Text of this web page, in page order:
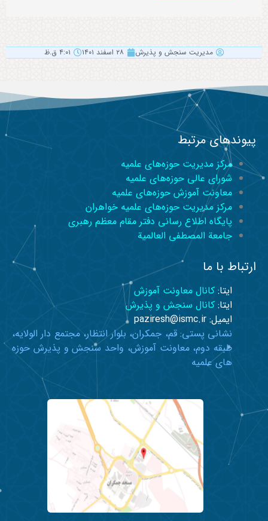
مدیریت سنجش و پذیرش ۲۸ اسفند ۱۴۰۱ ۴:۰۱ ق.ظ
پیوندهای مرتبط
مرکز مدیریت حوزه‌های علمیه
شورای عالی حوزه‌های علمیه
معاونت آموزش حوزه‌های علمیه
مرکز مدیریت حوزه‌های علمیه خواهران
پایگاه اطلاع رسانی دفتر مقام معظم رهبری
جامعة المصطفی العالمیة
ارتباط با ما
ایتا: کانال معاونت آموزش
ایتا: کانال سنجش و پذیرش
ایمیل: paziresh@ismc.ir
نشانی پستی: قم، جمکران، بلوار انتظار، مجتمع دار الولایه،
طبقه دوم، معاونت آموزش، واحد سنجش و پذیرش حوزه
های علمیه